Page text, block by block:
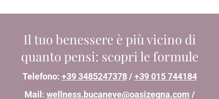
Il tuo benessere è più vicino di
quanto pensi: scopri le formule
Telefono: +39 3485247378/+39 015 744184
Mail: wellness.bucaneve@oasizegna.com /